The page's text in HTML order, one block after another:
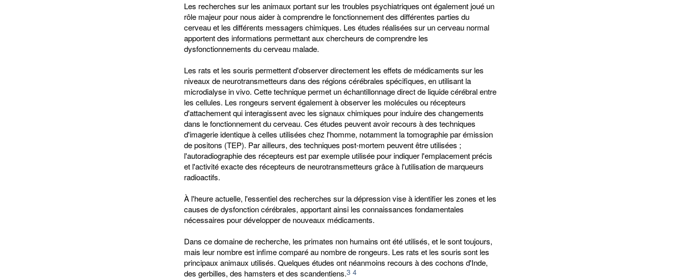
Les recherches sur les animaux portant sur les troubles psychiatriques ont également joué un
rôle majeur pour nous aider à comprendre le fonctionnement des différentes parties du
cerveau et les différents messagers chimiques. Les études réalisées sur un cerveau normal
apportent des informations permettant aux chercheurs de comprendre les
dysfonctionnements du cerveau malade.
Les rats et les souris permettent d'observer directement les effets de médicaments sur les
niveaux de neurotransmetteurs dans des régions cérébrales spécifiques, en utilisant la
microdialyse in vivo. Cette technique permet un échantillonnage direct de liquide cérébral entre
les cellules. Les rongeurs servent également à observer les molécules ou récepteurs
d'attachement qui interagissent avec les signaux chimiques pour induire des changements
dans le fonctionnement du cerveau. Ces études peuvent avoir recours à des techniques
d'imagerie identique à celles utilisées chez l'homme, notamment la tomographie par émission
de positons (TEP). Par ailleurs, des techniques post-mortem peuvent être utilisées ;
l'autoradiographie des récepteurs est par exemple utilisée pour indiquer l'emplacement précis
et l'activité exacte des récepteurs de neurotransmetteurs grâce à l'utilisation de marqueurs
radioactifs.
À l'heure actuelle, l'essentiel des recherches sur la dépression vise à identifier les zones et les
causes de dysfonction cérébrales, apportant ainsi les connaissances fondamentales
nécessaires pour développer de nouveaux médicaments.
Dans ce domaine de recherche, les primates non humains ont été utilisés, et le sont toujours,
mais leur nombre est infime comparé au nombre de rongeurs. Les rats et les souris sont les
principaux animaux utilisés. Quelques études ont néanmoins recours à des cochons d'Inde,
des gerbilles, des hamsters et des scandentiens.3 4